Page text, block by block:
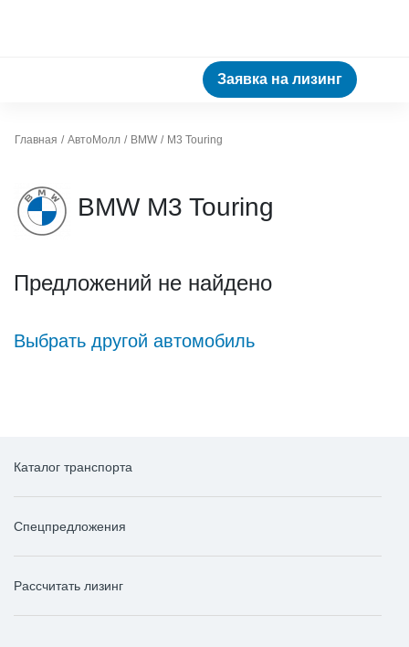
Заявка на лизинг
Главная АвтоМолл BMW M3 Touring
BMW M3 Touring
Предложений не найдено
Выбрать другой автомобиль
Каталог транспорта
Спецпредложения
Рассчитать лизинг